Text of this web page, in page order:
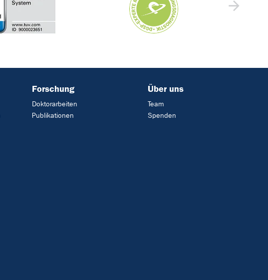
Forschung
Doktorarbeiten
Publikationen
Über uns
Team
Spenden